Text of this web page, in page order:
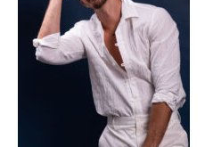
SEMANA SANTA
BLOG
SOBRE LM
CONTACTO